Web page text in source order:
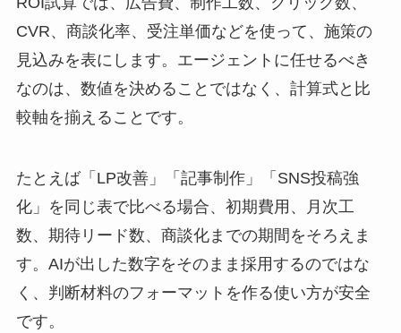
CVR、商談化率、受注単価などを使って、施策の
見込みを表にします。エージェントに任せるべき
なのは、数値を決めることではなく、計算式と比
較軸を揃えることです。
たとえば「LP改善」「記事制作」「SNS投稿強
化」を同じ表で比べる場合、初期費用、月次工
数、期待リード数、商談化までの期間をそろえま
す。AIが出した数字をそのまま採用するのではな
く、判断材料のフォーマットを作る使い方が安全
です。